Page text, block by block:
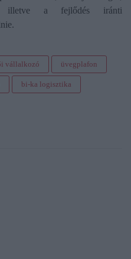
illetve a fejlődés iránti
vállalkozó üvegplafon
bi-ka logisztika